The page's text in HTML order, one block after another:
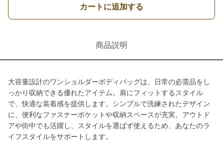
カートに追加する
商品説明
大容量設計のワンショルダーボディバッグは、日常の必需品をし
っかり収納できる優れたアイテム。肩にフィットするスタイル
で、快適な装着感を提供します。シンプルで洗練されたデザイン
に、便利なファスナーポケットや収納スペースが充実。アウトド
アや街中でも活躍し、スタイルを選ばず使えるため、あなたのラ
イフスタイルをサポートします。